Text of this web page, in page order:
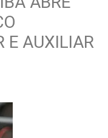
E AUXILIAR